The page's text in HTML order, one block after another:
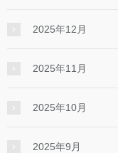
2025年12月
2025年11月
2025年10月
2025年9月